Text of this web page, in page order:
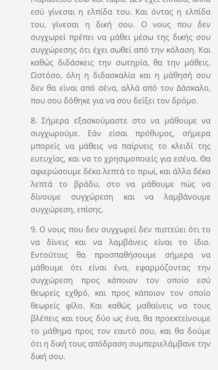
εσύ γίνεσαι η ελπίδα του. Και όντας η ελπίδα
του, γίνεσαι η δική σου. Ο νους που δεν
συγχωρεί πρέπει να μάθει μέσω της δικής σου
συγχώρεσης ότι έχει σωθεί από την κόλαση. Και
καθώς διδάσκεις την σωτηρία, θα την μάθεις.
Ωστόσο, όλη η διδασκαλία και η μάθησή σου
δεν θα είναι από σένα, αλλά από τον Δάσκαλο,
που σου δόθηκε για να σου δείξει τον δρόμο.
8. Σήμερα εξασκούμαστε στο να μάθουμε να
συγχωρούμε. Εάν είσαι πρόθυμος, σήμερα
μπορείς να μάθεις να παίρνεις το κλειδί της
ευτυχίας, και να το χρησιμοποιείς για εσένα. Θα
αφιερώσουμε δέκα λεπτά το πρωί, και άλλα δέκα
λεπτά το βράδυ, στο να μάθουμε πώς να
δίνουμε συγχώρεση και να λαμβάνουμε
συγχώρεση, επίσης.
9. Ο νους που δεν συγχωρεί δεν πιστεύει ότι το
να δίνεις και να λαμβάνεις είναι το ίδιο.
Εντούτοις θα προσπαθήσουμε σήμερα να
μάθουμε ότι είναι ένα, εφαρμόζοντας την
συγχώρεση προς κάποιον τον οποίο εσύ
θεωρείς εχθρό, και προς κάποιον τον οποίο
θεωρείς φίλο. Και καθώς μαθαίνεις να τους
βλέπεις και τους δύο ως ένα, θα προεκτείνουμε
το μάθημα προς τον εαυτό σου, και θα δούμε
ότι η δική τους απόδραση συμπεριελάμβανε την
δική σου.